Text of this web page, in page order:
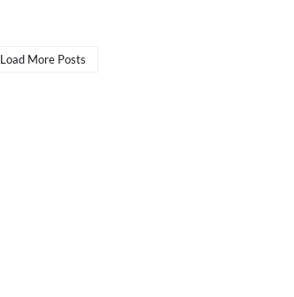
Load More Posts